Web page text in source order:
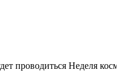
проводиться Неделя